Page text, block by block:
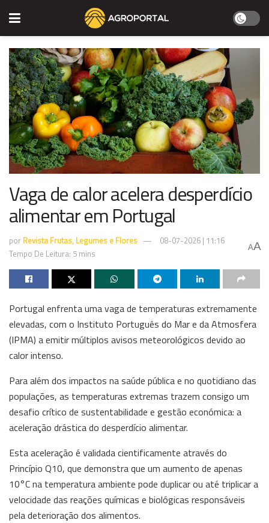
Vaga de calor acelera desperdício
alimentar em Portugal
por Revista Frutas, Legumes e Flores
08-07-2026 | 11:16
Tempo De Leitura: 5 mins
AA
Portugal enfrenta uma vaga de temperaturas extremamente
elevadas, com o Instituto Português do Mar e da Atmosfera
(IPMA) a emitir múltiplos avisos meteorológicos devido ao
calor intenso.
Para além dos impactos na saúde pública e no quotidiano das
populações, as temperaturas extremas trazem consigo um
desafio crítico de sustentabilidade e gestão económica: a
aceleração drástica do desperdício alimentar.
Esta aceleração é validada cientificamente através do
Princípio Q10, que demonstra que um aumento de apenas
10°C na temperatura ambiente pode duplicar ou até triplicar a
velocidade das reações químicas e biológicas responsáveis
pela deterioração dos alimentos.